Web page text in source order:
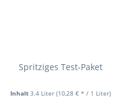
Spritziges Test-Paket
Inhalt 3.4 Liter (10,28 € * / 1 Liter)